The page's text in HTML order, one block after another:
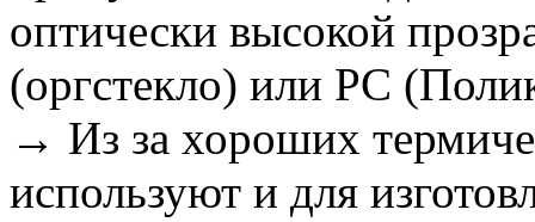
оптически высокой
(оргстекло) или PC
→ Из за хороших
используют и для